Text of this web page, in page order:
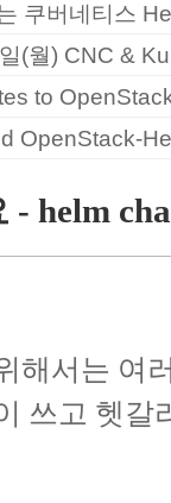
쿠버네티스
(월) CNC &
to
OpenStack-
- helm
해서는 여
쓰고 헷갈